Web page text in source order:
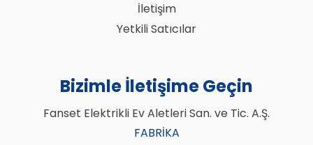
İletişim
Yetkili Satıcılar
Bizimle İletişime Geçin
Fanset Elektrikli Ev Aletleri San. ve Tic. A.Ş.
FABRIKA